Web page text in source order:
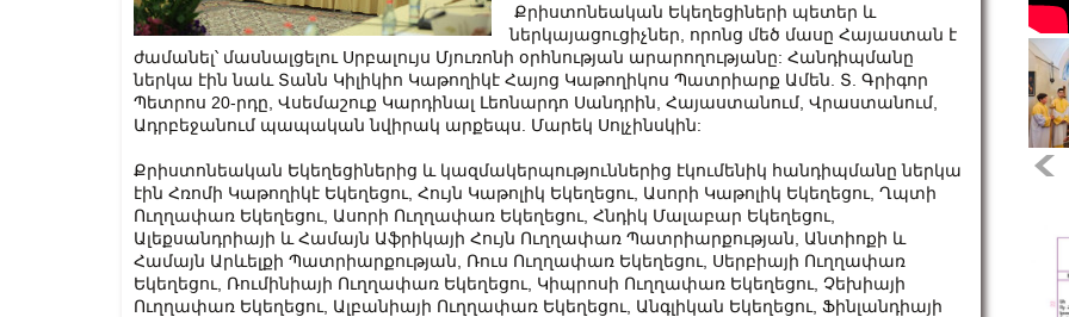
Քրիստոնեական Եկեղեցիների պետեր և
ներկայացուցիչներ, որոնց մեծ մասը Հայաստան է
ժամանել՝ մասնալցելու Սրբալույս Մյուռոնի օրհնության արարողությանը: Հանդիպմանը
ներկա էին նաև Տանն Կիլիկիո Կաթողիկէ Հայոց Կաթողիկոս Պատրիարք Ամեն. Տ. Գրիգոր
Պետրոս 20-րդը, Վսեմաշուք Կարդինալ Լեոնարդո Սանդրին, Հայաստանում, Վրաստանում,
Ադրբեջանում պապական նվիրակ արքեպս. Մարեկ Սոլչինսկին:
Քրիստոնեական Եկեղեցիներից և կազմակերպություններից էկումենիկ հանդիպմանը ներկա
էին Հռոմի Կաթողիկէ Եկեղեցու, Հույն Կաթոլիկ Եկեղեցու, Ասորի Կաթոլիկ Եկեղեցու, Ղպտի
Ուղղափառ Եկեղեցու, Ասորի Ուղղափառ Եկեղեցու, Հնդիկ Մալաբար Եկեղեցու,
Ալեքսանդրիայի և Համայն Աֆրիկայի Հույն Ուղղափառ Պատրիարքության, Անտիոքի և
Համայն Արևելքի Պատրիարքության, Ռուս Ուղղափառ Եկեղեցու, Սերբիայի Ուղղափառ
Եկեղեցու, Ռումինիայի Ուղղափառ Եկեղեցու, Կիպրոսի Ուղղափառ Եկեղեցու, Չեխիայի
Ուղղափառ Եկեղեցու, Ալբանիայի Ուղղափառ Եկեղեցու, Անգլիկան Եկեղեցու, Ֆինլանդիայի